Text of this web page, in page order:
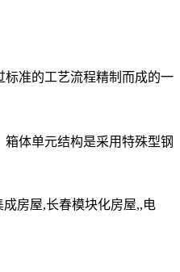
准的工艺流程精制而成的一
体单元结构是采用特殊型钢
房屋,长春模块化房屋,,电